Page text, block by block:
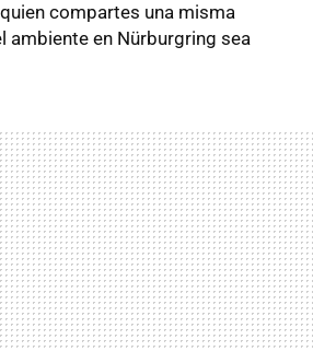
compartes una misma
ambiente en Nürburgring sea